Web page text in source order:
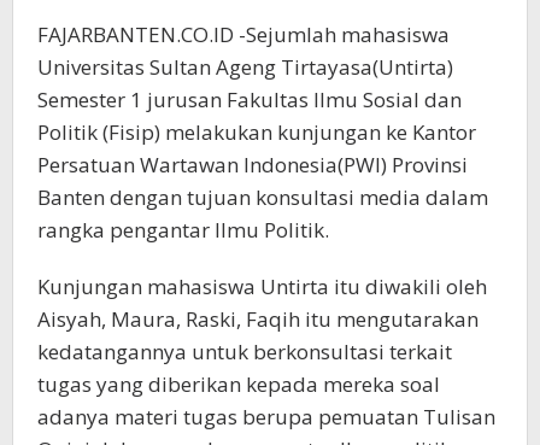
FAJARBANTEN.CO.ID -Sejumlah mahasiswa
Universitas Sultan Ageng Tirtayasa(Untirta)
Semester 1 jurusan Fakultas Ilmu Sosial dan
Politik (Fisip) melakukan kunjungan ke Kantor
Persatuan Wartawan Indonesia(PWI) Provinsi
Banten dengan tujuan konsultasi media dalam
rangka pengantar Ilmu Politik.
Kunjungan mahasiswa Untirta itu diwakili oleh
Aisyah, Maura, Raski, Faqih itu mengutarakan
kedatangannya untuk berkonsultasi terkait
tugas yang diberikan kepada mereka soal
adanya materi tugas berupa pemuatan Tulisan